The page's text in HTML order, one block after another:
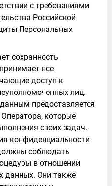
с требованиями
Российской
Персональных
сохранность
все
доступ к
лиц.
предоставляется
которые
своих задач.
конфиденциальности
соблюдать
в отношении
данных. Они также